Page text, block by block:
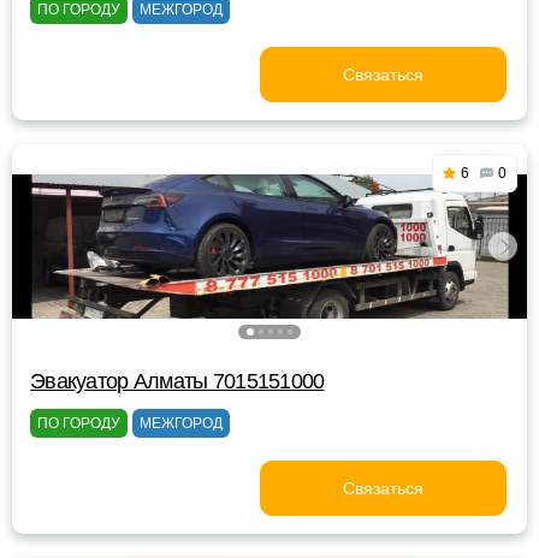
ПО ГОРОДУ МЕЖГОРОД
Связаться
6 0
Эвакуатор Алматы 7015151000
ПО ГОРОДУ МЕЖГОРОД
Связаться